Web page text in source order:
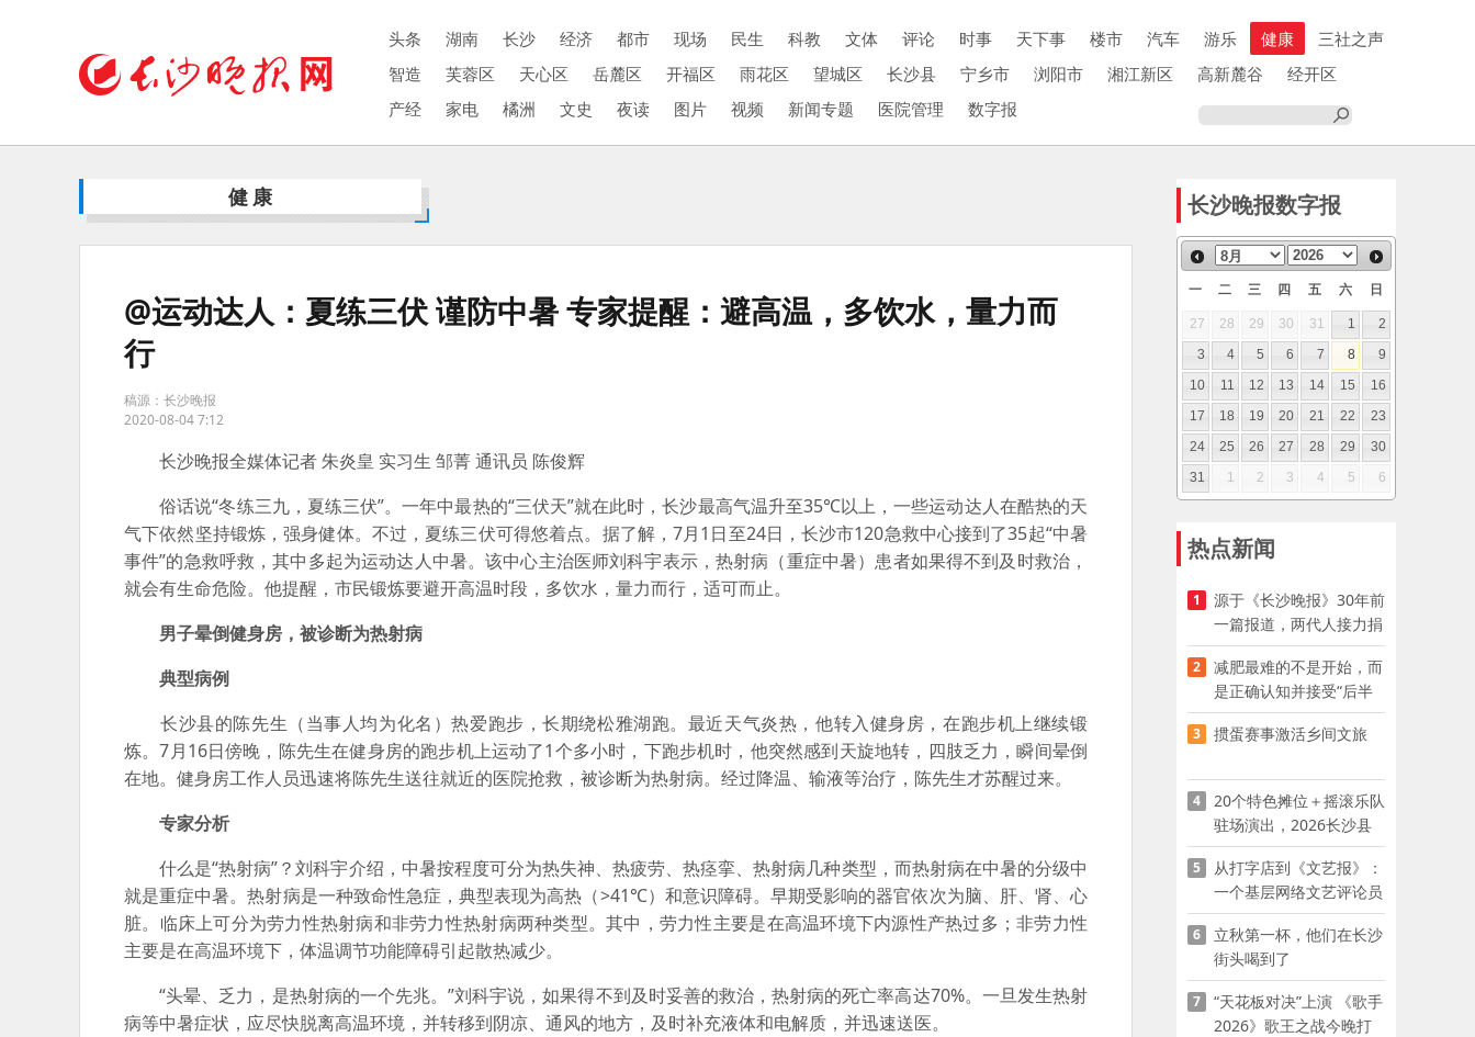
头条 湖南 长沙 经济 都市 现场 民生 科教 文体 评论 时事 天下事 楼市 汽车 游乐 健康
三社之声
智造
芙蓉区 天心区 岳麓区 开福区 雨花区 望城区 长沙县 宁乡市 浏阳市 湘江新区 高新麓谷
经开区
产经
家电 橘洲 文史 夜读 图片 视频 新闻专题 医院管理 数字报
健康
@运动达人：夏练三伏 谨防中暑 专家提醒：避高温，多饮水，量力而
行
稿源：长沙晚报
2020-08-04 7:12
长沙晚报全媒体记者 朱炎皇 实习生 邹菁 通讯员 陈俊辉
俗话说“冬练三九，夏练三伏”。一年中最热的“三伏天”就在此时，长沙最高气温升至35℃以上，一些运动达人在酷热的天
气下依然坚持锻炼，强身健体。不过，夏练三伏可得悠着点。据了解，7月1日至24日，长沙市120急救中心接到了35起“中暑
事件”的急救呼救，其中多起为运动达人中暑。该中心主治医师刘科宇表示，热射病（重症中暑）患者如果得不到及时救治，
就会有生命危险。他提醒，市民锻炼要避开高温时段，多饮水，量力而行，适可而止。
男子晕倒健身房，被诊断为热射病
典型病例
长沙县的陈先生（当事人均为化名）热爱跑步，长期绕松雅湖跑。最近天气炎热，他转入健身房，在跑步机上继续锻
炼。7月16日傍晚，陈先生在健身房的跑步机上运动了1个多小时，下跑步机时，他突然感到天旋地转，四肢乏力，瞬间晕倒
在地。健身房工作人员迅速将陈先生送往就近的医院抢救，被诊断为热射病。经过降温、输液等治疗，陈先生才苏醒过来。
专家分析
什么是“热射病”？刘科宇介绍，中暑按程度可分为热失神、热疲劳、热痉挛、热射病几种类型，而热射病在中暑的分级中
就是重症中暑。热射病是一种致命性急症，典型表现为高热（>41℃）和意识障碍。早期受影响的器官依次为脑、肝、肾、心
脏。临床上可分为劳力性热射病和非劳力性热射病两种类型。其中，劳力性主要是在高温环境下内源性产热过多；非劳力性
主要是在高温环境下，体温调节功能障碍引起散热减少。
“头晕、乏力，是热射病的一个先兆。”刘科宇说，如果得不到及时妥善的救治，热射病的死亡率高达70%。一旦发生热射
病等中暑症状，应尽快脱离高温环境，并转移到阴凉、通风的地方，及时补充液体和电解质，并迅速送医。
长沙晚报数字报
一 二 三 四 五 六 日
27 28 29 30 31 1
2
3
4 5 6 7 8
9
10
11 12 13 14 15
16
17
18 19 20 21 22
23
24
25 26 27 28 29
30
31
1 2 3 4 5 6
热点新闻
1
源于《长沙晚报》30年前
一篇报道，两代人接力捐
资助学
2
减肥最难的不是开始，而
是正确认知并接受“后半
程”
3 掼蛋赛事激活乡间文旅
4
20个特色摊位＋摇滚乐队
驻场演出，2026长沙县
夜市嘉年华启幕
5
从打字店到《文艺报》：
一个基层网络文艺评论员
的突围
6
立秋第一杯，他们在长沙
街头喝到了
7
“天花板对决”上演 《歌手
2026》歌王之战今晚打